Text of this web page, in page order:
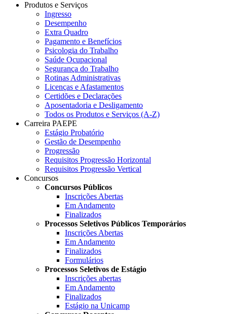
Produtos e Serviços
Ingresso
Desempenho
Extra Quadro
Pagamento e Benefícios
Psicologia do Trabalho
Saúde Ocupacional
Segurança do Trabalho
Rotinas Administrativas
Licenças e Afastamentos
Certidões e Declarações
Aposentadoria e Desligamento
Todos os Produtos e Serviços (A-Z)
Carreira PAEPE
Estágio Probatório
Gestão de Desempenho
Progressão
Requisitos Progressão Horizontal
Requisitos Progressão Vertical
Concursos
Concursos Públicos
Inscrições Abertas
Em Andamento
Finalizados
Processos Seletivos Públicos Temporários
Inscrições Abertas
Em Andamento
Finalizados
Formulários
Processos Seletivos de Estágio
Inscrições abertas
Em Andamento
Finalizados
Estágio na Unicamp